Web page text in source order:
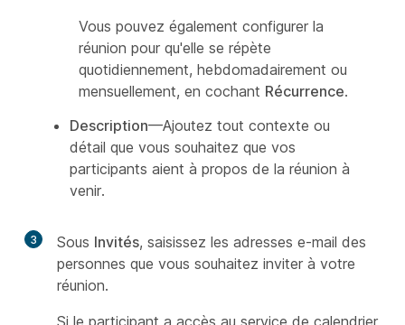
Vous pouvez également configurer la
réunion pour qu'elle se répète
quotidiennement, hebdomadairement ou
mensuellement, en cochant Récurrence.
Description—Ajoutez tout contexte ou
détail que vous souhaitez que vos
participants aient à propos de la réunion à
venir.
3 Sous Invités, saisissez les adresses e-mail des
personnes que vous souhaitez inviter à votre
réunion.
Si le participant a accès au service de calendrier